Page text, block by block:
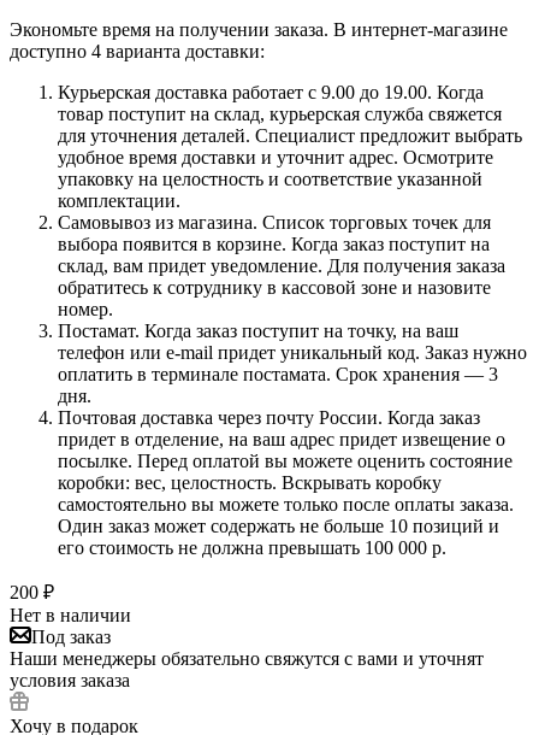
Экономьте время на получении заказа. В интернет-магазине
доступно 4 варианта доставки:
Курьерская доставка работает с 9.00 до 19.00. Когда
товар поступит на склад, курьерская служба свяжется
для уточнения деталей. Специалист предложит выбрать
удобное время доставки и уточнит адрес. Осмотрите
упаковку на целостность и соответствие указанной
комплектации.
Самовывоз из магазина. Список торговых точек для
выбора появится в корзине. Когда заказ поступит на
склад, вам придет уведомление. Для получения заказа
обратитесь к сотруднику в кассовой зоне и назовите
номер.
Постамат. Когда заказ поступит на точку, на ваш
телефон или e-mail придет уникальный код. Заказ нужно
оплатить в терминале постамата. Срок хранения — 3
дня.
Почтовая доставка через почту России. Когда заказ
придет в отделение, на ваш адрес придет извещение о
посылке. Перед оплатой вы можете оценить состояние
коробки: вес, целостность. Вскрывать коробку
самостоятельно вы можете только после оплаты заказа.
Один заказ может содержать не больше 10 позиций и
его стоимость не должна превышать 100 000 р.
200 ₽
Нет в наличии
Под заказ
Наши менеджеры обязательно свяжутся с вами и уточнят
условия заказа
Хочу в подарок